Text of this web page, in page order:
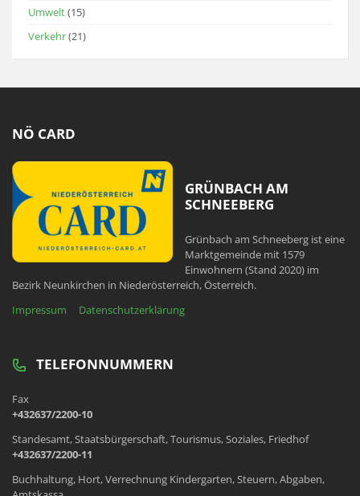
Umwelt(15)
Verkehr(21)
NÖ CARD
GRÜNBACH AM
SCHNEEBERG
Grünbach am Schneeberg ist eine
Marktgemeinde mit 1579
Einwohnern (Stand 2020) im
Bezirk Neunkirchen in Niederösterreich, Österreich.
Impressum
Datenschutzerklärung
TELEFONNUMMERN
Fax
+432637/2200-10
Standesamt, Staatsbürgerschaft, Tourismus, Soziales, Friedhof
+432637/2200-11
Buchhaltung, Hort, Verrechnung Kindergarten, Steuern, Abgaben,